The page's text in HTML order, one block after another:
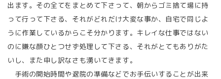
出ます。その全てをまとめて下さって、朝からゴミ捨て場に持
って行って下さる、それがどれだけ大変な事か、自宅で同じよ
うに作業しているからこそ分かります。キレイな仕事ではない
のに嫌な顔ひとつせず処理して下さる、それがとてもありがた
いし、また申し訳なさも湧いてきます。
手術の開始時間や退院の準備などでお手伝いすることが出来